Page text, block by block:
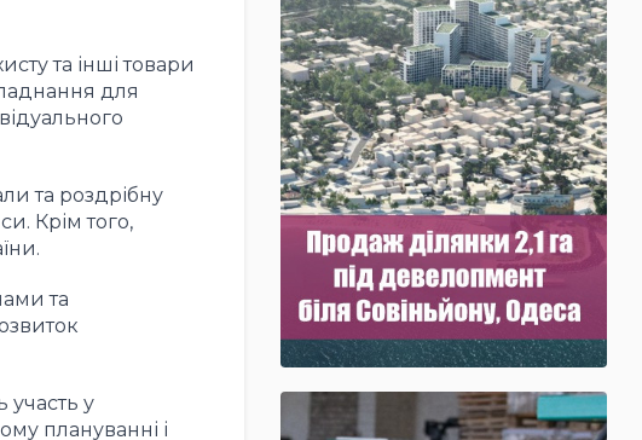
та інші товари
для
та роздрібну
Крім того,
та
участь у
плануванні і